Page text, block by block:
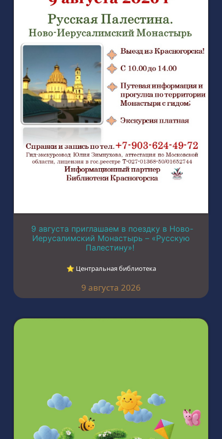
9 августа приглашаем в поездку в Ново-
Иерусалимский Монастырь – «Русскую
Палестину»!
⭐︎ Центральная библиотека
9 августа 2026